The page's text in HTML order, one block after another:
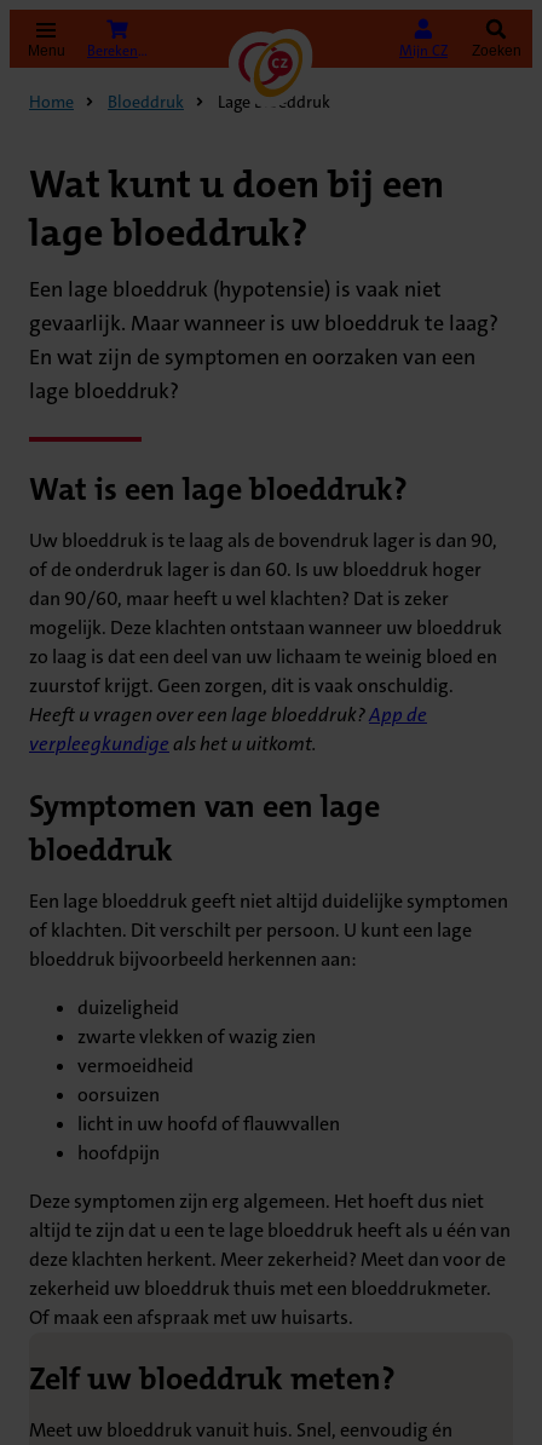
Menu Bereken uw premie Mijn CZ Zoeken
Home Bloeddruk Lage bloeddruk
Wat kunt u doen bij een
lage bloeddruk?
Een lage bloeddruk (hypotensie) is vaak niet
gevaarlijk. Maar wanneer is uw bloeddruk te laag?
En wat zijn de symptomen en oorzaken van een
lage bloeddruk?
Wat is een lage bloeddruk?
Uw bloeddruk is te laag als de bovendruk lager is dan 90,
of de onderdruk lager is dan 60. Is uw bloeddruk hoger
dan 90/60, maar heeft u wel klachten? Dat is zeker
mogelijk. Deze klachten ontstaan wanneer uw bloeddruk
zo laag is dat een deel van uw lichaam te weinig bloed en
zuurstof krijgt. Geen zorgen, dit is vaak onschuldig.
Heeft u vragen over een lage bloeddruk?App de
verpleegkundigeals het u uitkomt.
Symptomen van een lage
bloeddruk
Een lage bloeddruk geeft niet altijd duidelijke symptomen
of klachten. Dit verschilt per persoon. U kunt een lage
bloeddruk bijvoorbeeld herkennen aan:
duizeligheid
zwarte vlekken of wazig zien
vermoeidheid
oorsuizen
licht in uw hoofd of flauwvallen
hoofdpijn
Deze symptomen zijn erg algemeen. Het hoeft dus niet
altijd te zijn dat u een te lage bloeddruk heeft als u één van
deze klachten herkent. Meer zekerheid? Meet dan voor de
zekerheid uw bloeddruk thuis met een bloeddrukmeter.
Of maak een afspraak met uw huisarts.
Zelf uw bloeddruk meten?
Meet uw bloeddruk vanuit huis. Snel, eenvoudig én